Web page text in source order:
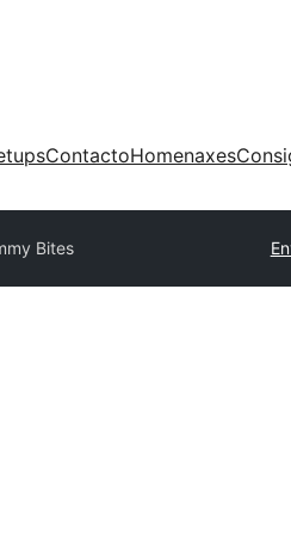
ContactoHomenaxes
Bites